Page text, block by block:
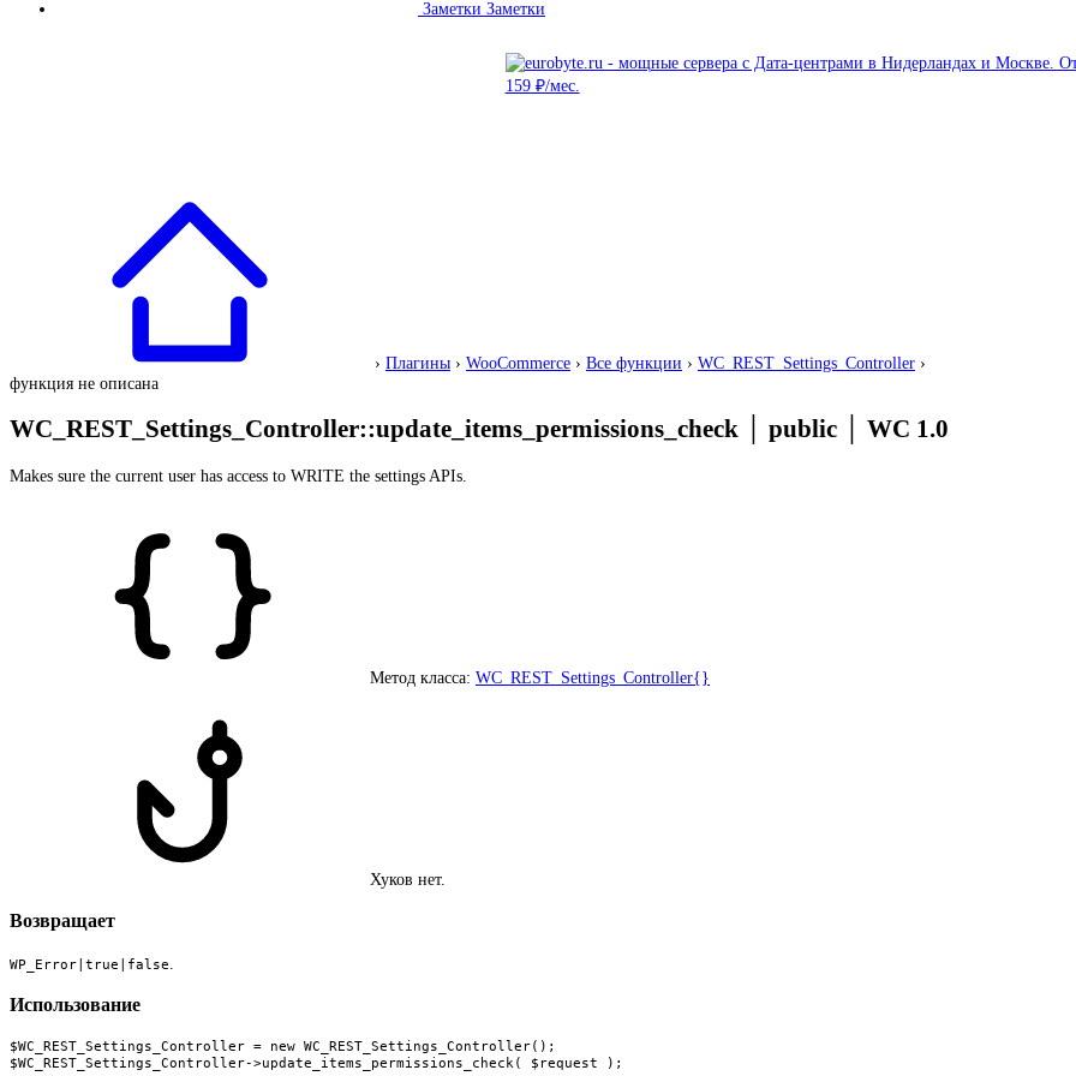
Заметки Заметки
› Плагины › WooCommerce › Все функции › WC_REST_Settings_Controller ›
функция не описана
WC_REST_Settings_Controller::update_items_permissions_check public WC 1.0
Makes sure the current user has access to WRITE the settings APIs.
Метод класса: WC_REST_Settings_Controller{}
Хуков нет.
Возвращает
WP_Error|true|false
Использование
$WC_REST_Settings_Controller = new WC_REST_Settings_Controller();
$WC_REST_Settings_Controller->update_items_permissions_check( $request );